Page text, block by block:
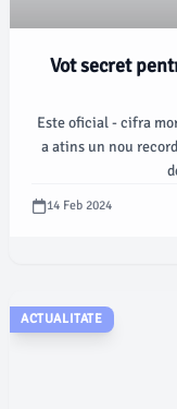
Vot secret
Este oficial - cifra
a atins un nou
14 Feb 2024
ACTUALITATE